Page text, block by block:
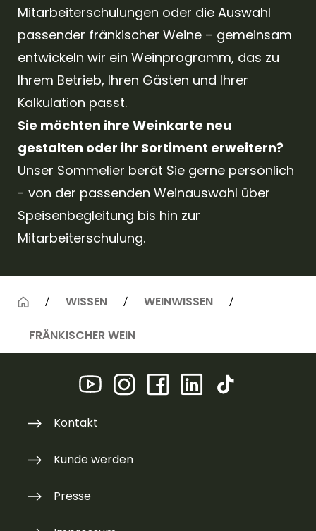
Mitarbeiterschulungen oder die Auswahl
passender fränkischer Weine – gemeinsam
entwickeln wir ein Weinprogramm, das zu
Ihrem Betrieb, Ihren Gästen und Ihrer
Kalkulation passt.
Sie möchten ihre Weinkarte neu
gestalten oder ihr Sortiment erweitern?
Unser Sommelier berät Sie gerne persönlich
- von der passenden Weinauswahl über
Speisenbegleitung bis hin zur
Mitarbeiterschulung.
WISSEN WEINWISSEN
FRÄNKISCHER WEIN
Kontakt
Kunde werden
Presse